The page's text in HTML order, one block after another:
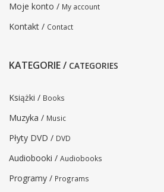
Moje konto / My account
Kontakt / Contact
KATEGORIE / CATEGORIES
Książki / Books
Muzyka / Music
Płyty DVD / DVD
Audiobooki / Audiobooks
Programy / Programs